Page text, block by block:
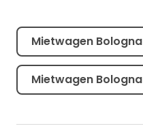
Mietwagen Bologna
Mietwagen Bologna